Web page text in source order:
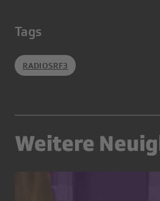
Tags
RADIOSRF3
Weitere